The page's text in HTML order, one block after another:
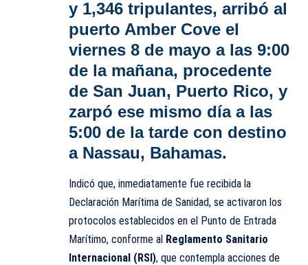
y 1,346 tripulantes, arribó al
puerto Amber Cove el
viernes 8 de mayo a las 9:00
de la mañana, procedente
de San Juan, Puerto Rico, y
zarpó ese mismo día a las
5:00 de la tarde con destino
a Nassau, Bahamas.
Indicó que, inmediatamente fue recibida la
Declaración Marítima de Sanidad, se activaron los
protocolos establecidos en el Punto de Entrada
Marítimo, conforme al Reglamento Sanitario
Internacional (RSI), que contempla acciones de